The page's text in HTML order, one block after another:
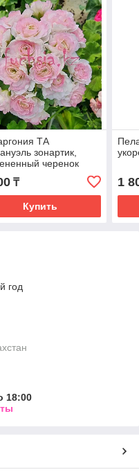
ТА
зонартик,
черенок
₸
Купить
1
год
18:00